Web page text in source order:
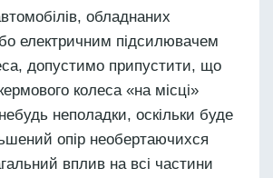
обладнаних
електричним підсилювачем
допустимо припустити, що
колеса «на місці»
неполадки, оскільки буде
опір необертаючихся
вплив на всі частини